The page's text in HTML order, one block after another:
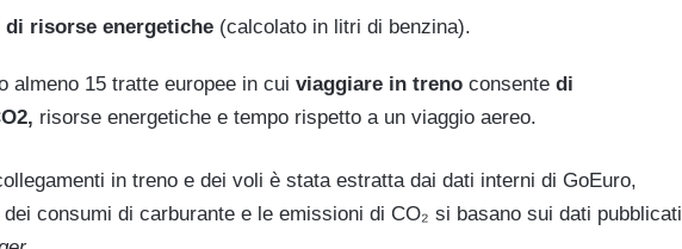
di risorse energetiche (calcolato in litri di benzina).
almeno 15 tratte europee in cui viaggiare in treno consente di
risorse energetiche e tempo rispetto a un viaggio aereo.
in treno e dei voli è stata estratta dai dati interni di GoEuro,
consumi di carburante e le emissioni di CO₂ si basano sui dati pubblicati